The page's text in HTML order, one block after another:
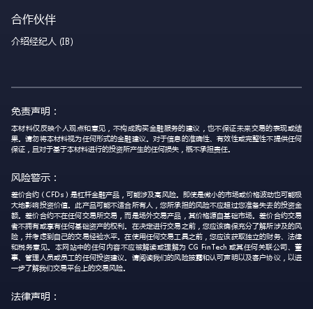
合作伙伴
介绍经纪人 (IB)
免责声明：
本材料仅反映个人观点和意见，不构成购买金融服务的建议，也不保证未来交易的表现或结
果。请勿将本材料视为任何形式的金融建议。对于信息的准确性、有效性或完整性不提供任何
保证，且对于基于本材料进行的投资所产生的任何损失，概不承担责任。
风险警示：
差价合约（CFDs）是杠杆金融产品，可能涉及高风险。即使是微小的市场或价格波动也可能极
大地影响投资价值。此产品可能不适合所有人，您所承担的风险不应超过您准备失去的投资金
额。差价合约不在任何交易所交易，而是场外交易产品，其价格源自基础市场。差价合约交易
者不拥有或享有任何基础资产的权利。在决定进行交易之前，您应该确保充分了解所涉及的风
险，并考虑到自己的交易经验水平。在使用任何交易工具之前，您应该获取独立的财务、法律
和税务意见。本网站中的任何内容不应被解读或理解为 CG FinTech 或其任何关联公司、董
事、管理人员或员工的任何投资建议。请阅读我们的风险披露和认可声明以及客户协议，以进
一步了解我们交易平台上的交易风险。
法律声明：